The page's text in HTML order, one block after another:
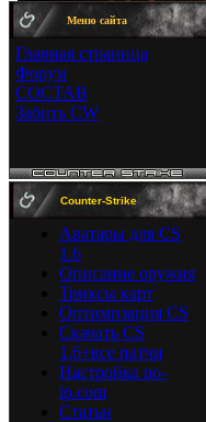
Меню сайта
Главная страница
Форум
СОСТАВ
Забить CW
Counter-Strike
Аватары для CS
1.6
Описание оружия
Триксы карт
Оптимизация CS
Скачать CS
1.6+все патчи
Настройка no-
ip.com
Статьи